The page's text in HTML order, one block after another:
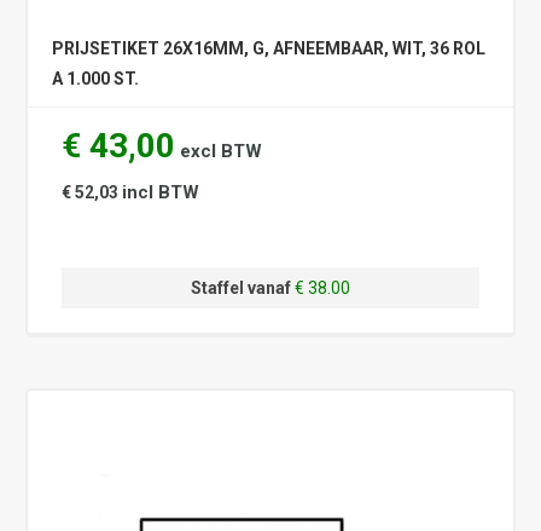
PRIJSETIKET 26X16MM, G, AFNEEMBAAR, WIT, 36 ROL
A 1.000 ST.
€ 43,00 excl BTW
€ 52,03 incl BTW
Staffel vanaf€ 38.00